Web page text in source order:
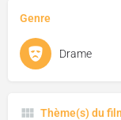
Genre
Drame
Thème(s) du